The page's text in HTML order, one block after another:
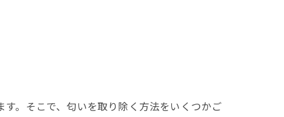
。そこで、匂いを取り除く方法をいくつかご